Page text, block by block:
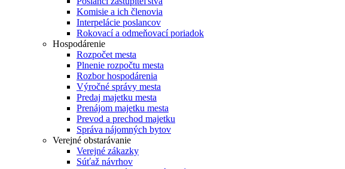
Komisie a ich členovia
Interpelácie poslancov
Rokovací a odmeňovací poriadok
Hospodárenie
Rozpočet mesta
Plnenie rozpočtu mesta
Rozbor hospodárenia
Výročné správy mesta
Predaj majetku mesta
Prenájom majetku mesta
Prevod a prechod majetku
Správa nájomných bytov
Verejné obstarávanie
Verejné zákazky
Súťaž návrhov